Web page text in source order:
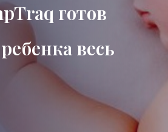
готов
весь